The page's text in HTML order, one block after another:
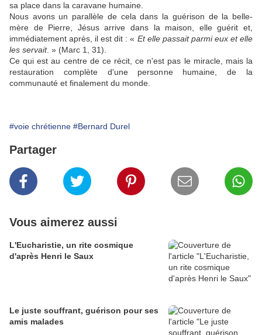
sa place dans la caravane humaine.
Nous avons un parallèle de cela dans la guérison de la belle-
mère de Pierre, Jésus arrive dans la maison, elle guérit et,
immédiatement après, il est dit : « Et elle passait parmi eux et elle
les servait. » (Marc 1, 31).
Ce qui est au centre de ce récit, ce n'est pas le miracle, mais la
restauration complète d'une personne humaine, de la
communauté et finalement du monde.
#voie chrétienne #Bernard Durel
Partager
Vous aimerez aussi
L'Eucharistie, un rite cosmique
d'après Henri le Saux
Le juste souffrant, guérison pour ses
amis malades